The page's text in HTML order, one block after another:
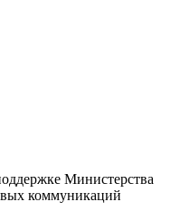
Министерства
коммуникаций